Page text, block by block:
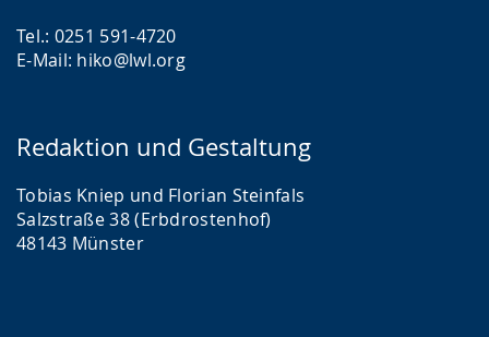
Tel.: 0251 591-4720
E-Mail: hiko@lwl.org
Redaktion und Gestaltung
Tobias Kniep und Florian Steinfals
Salzstraße 38 (Erbdrostenhof)
48143 Münster